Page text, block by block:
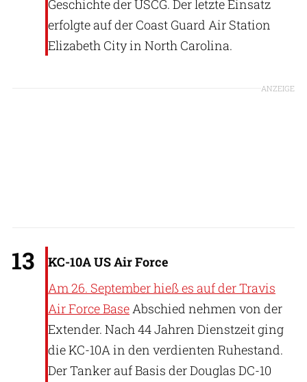
Geschichte der USCG. Der letzte Einsatz
erfolgte auf der Coast Guard Air Station
Elizabeth City in North Carolina.
ANZEIGE
13
KC-10A US Air Force
Am 26. September hieß es auf der Travis
Air Force BaseAbschied nehmen von der
Extender. Nach 44 Jahren Dienstzeit ging
die KC-10A in den verdienten Ruhestand.
Der Tanker auf Basis der Douglas DC-10